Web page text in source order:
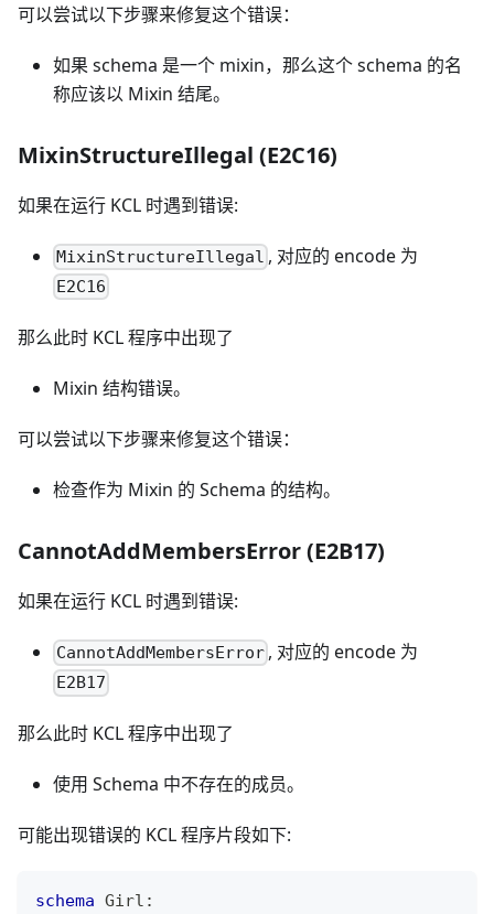
可以尝试以下步骤来修复这个错误：
如果 schema 是一个 mixin，那么这个 schema 的名
称应该以 Mixin 结尾。
MixinStructureIllegal (E2C16)
如果在运行 KCL 时遇到错误:
MixinStructureIllegal , 对应的 encode 为
E2C16
那么此时 KCL 程序中出现了
Mixin 结构错误。
可以尝试以下步骤来修复这个错误：
检查作为 Mixin 的 Schema 的结构。
CannotAddMembersError (E2B17)
如果在运行 KCL 时遇到错误:
CannotAddMembersError , 对应的 encode 为
E2B17
那么此时 KCL 程序中出现了
使用 Schema 中不存在的成员。
可能出现错误的 KCL 程序片段如下:
schema Girl :